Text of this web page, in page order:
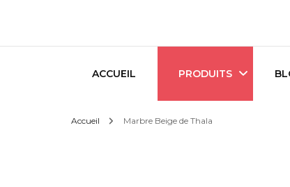
ACCUEIL PRODUITS
Accueil Marbre Beige de Thala